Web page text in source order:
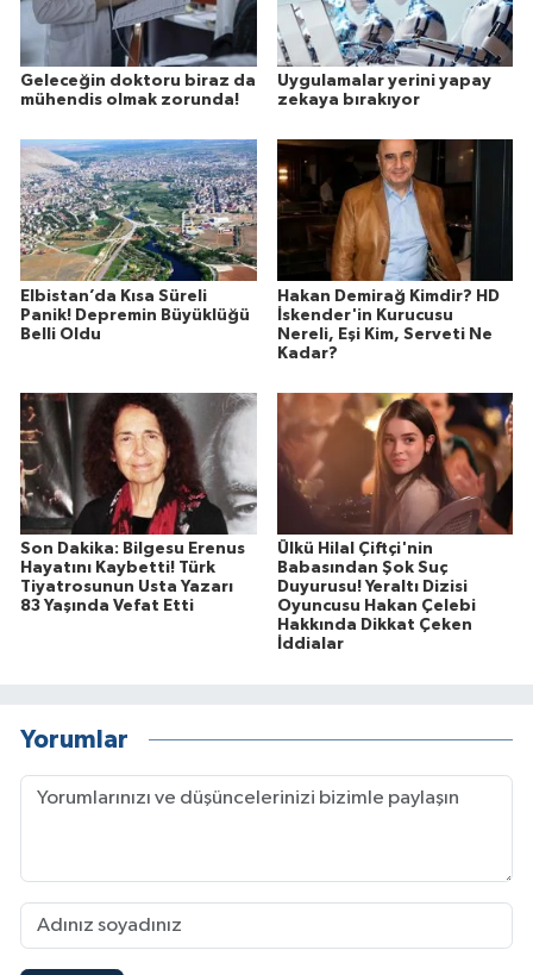
Geleceğin doktoru biraz da
mühendis olmak zorunda!
Uygulamalar yerini yapay
zekaya bırakıyor
Elbistan’da Kısa Süreli
Panik! Depremin Büyüklüğü
Belli Oldu
Hakan Demirağ Kimdir? HD
İskender'in Kurucusu
Nereli, Eşi Kim, Serveti Ne
Kadar?
Son Dakika: Bilgesu Erenus
Hayatını Kaybetti! Türk
Tiyatrosunun Usta Yazarı
83 Yaşında Vefat Etti
Ülkü Hilal Çiftçi'nin
Babasından Şok Suç
Duyurusu! Yeraltı Dizisi
Oyuncusu Hakan Çelebi
Hakkında Dikkat Çeken
İddialar
Yorumlar